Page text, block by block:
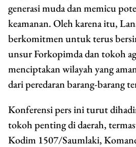
generasi muda dan memicu
keamanan. Oleh karena itu,
berkomitmen untuk terus
unsur Forkopimda dan tokoh
menciptakan wilayah yang
dari peredaran barang-barang
Konferensi pers ini turut
tokoh penting di daerah,
Kodim 1507/Saumlaki,